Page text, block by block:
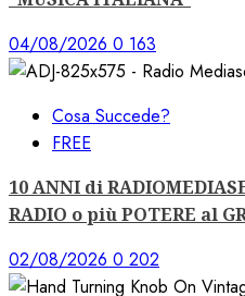
04/08/2026 0 163
Cosa Succede?
FREE
10 ANNI di
RADIO o più POTERE al
02/08/2026 0 202